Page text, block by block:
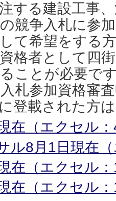
する建設工事
競争入札に参
て希望をする
格者として四
ことが必要で
札参加資格審
登載された方
在（エクセル
ル8月1日現在
在（エクセル
在（エクセル